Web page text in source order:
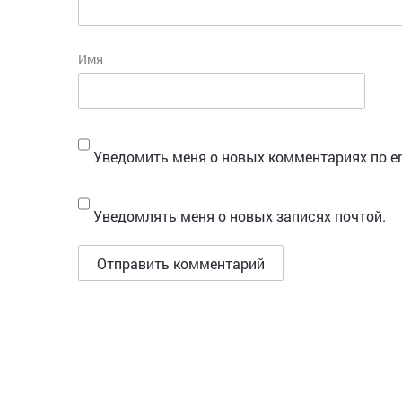
Имя
Уведомить меня о новых комментариях по
Уведомлять меня о новых записях почтой.